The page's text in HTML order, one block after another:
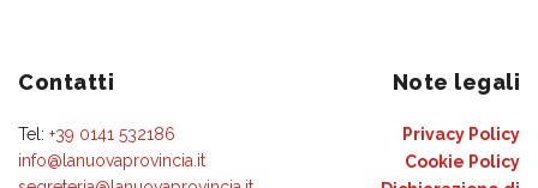
Contatti
Tel: +39 0141 532186
info@lanuovaprovincia.it
Note legali
Privacy Policy
Cookie Policy